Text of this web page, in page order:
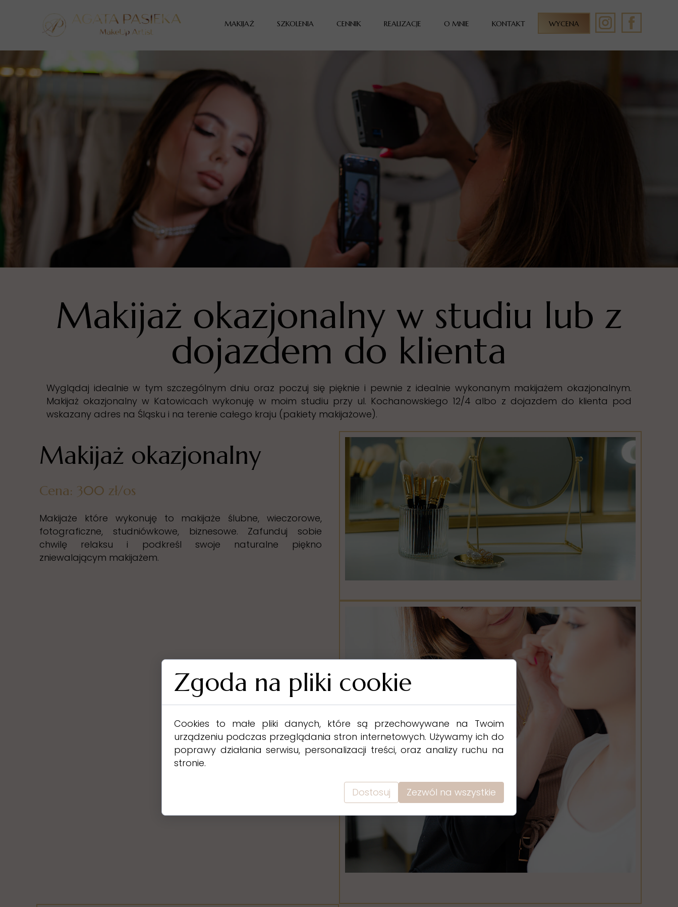
MAKIJAŻ
MAKIJAŻ OKAZJONALNY
SZKOLENIA CENNIK REALIZACJE O MNIE KONTAKT WYCENA
Makijaż okazjonalny w studiu lub z
dojazdem do klienta
Wyglądaj idealnie w tym szczególnym dniu oraz poczuj się pięknie i pewnie z idealnie wykonanym makijażem okazjonalnym.
Makijaż okazjonalny w Katowicach wykonuję w moim studiu przy ul. Kochanowskiego 12/4 albo z dojazdem do klienta pod
wskazany adres na Śląsku i na terenie całego kraju (pakiety makijażowe).
Makijaż okazjonalny
Cena: 300 zł/os
Makijaże które wykonuję to makijaże ślubne, wieczorowe,
fotograficzne, studniówkowe, biznesowe. Zafunduj sobie
chwilę relaksu i podkreśl swoje naturalne piękno
zniewalającym makijażem.
Zgoda na pliki cookie
Cookies to małe pliki danych, które są przechowywane na Twoim
urządzeniu podczas przeglądania stron internetowych. Używamy ich do
poprawy działania serwisu, personalizacji treści, oraz analizy ruchu na
stronie.
Dostosuj Zezwól na wszystkie